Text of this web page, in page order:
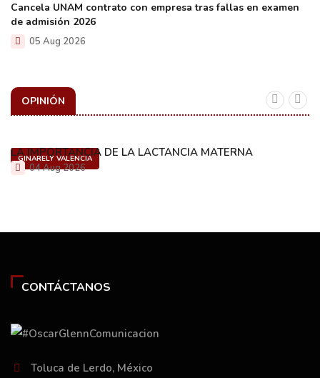
Cancela UNAM contrato con empresa tras fallas en examen
de admisión 2026
05 Aug 2026
OPINIÓN
GINARELY VALENCIA
LA IMPORTANCIA DE LA LACTANCIA MATERNA
04 Aug 2026
CONTÁCTANOS
Toluca de Lerdo, México